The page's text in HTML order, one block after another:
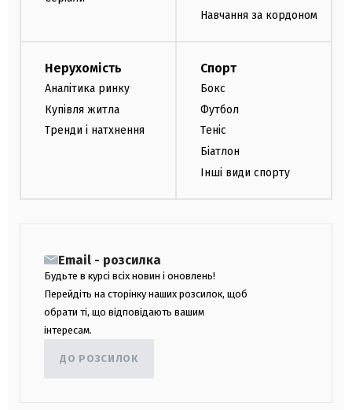
Навчання за кордоном
Нерухомість
Аналітика ринку
Купівля житла
Тренди і натхнення
Спорт
Бокс
Футбол
Теніс
Біатлон
Інші види спорту
Email - розсилка
Будьте в курсі всіх новин і оновлень!
Перейдіть на сторінку наших розсилок, щоб
обрати ті, що відповідають вашим
інтересам.
ДО РОЗСИЛОК